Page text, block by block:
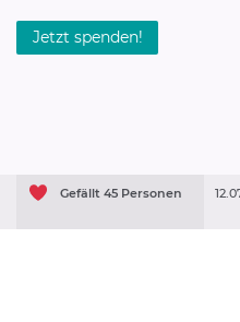
Jetzt spenden!
Gefällt 45 Personen